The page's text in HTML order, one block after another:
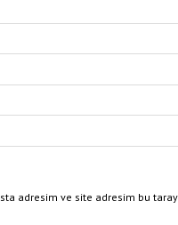
adresim ve site adresim bu